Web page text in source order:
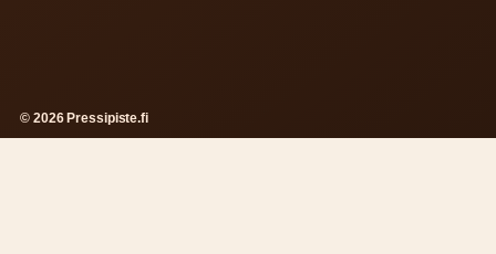
© 2026 Pressipiste.fi